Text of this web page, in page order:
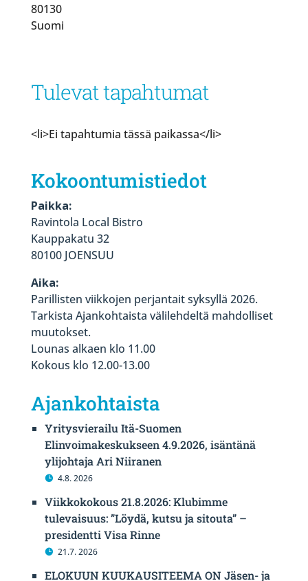
80130
Suomi
Tulevat tapahtumat
<li>Ei tapahtumia tässä paikassa</li>
Kokoontumistiedot
Paikka:
Ravintola Local Bistro
Kauppakatu 32
80100 JOENSUU
Aika:
Parillisten viikkojen perjantait syksyllä 2026.
Tarkista Ajankohtaista välilehdeltä mahdolliset
muutokset.
Lounas alkaen klo 11.00
Kokous klo 12.00-13.00
Ajankohtaista
Yritysvierailu Itä-Suomen
Elinvoimakeskukseen 4.9.2026, isäntänä
ylijohtaja Ari Niiranen
4.8. 2026
Viikkokokous 21.8.2026: Klubimme
tulevaisuus: ”Löydä, kutsu ja sitouta” –
presidentti Visa Rinne
21.7. 2026
ELOKUUN KUUKAUSITEEMA ON Jäsen- ja